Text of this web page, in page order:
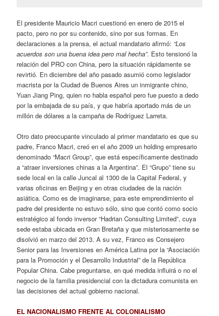
El presidente Mauricio Macri cuestionó en enero de 2015 el
pacto, pero no por su contenido, sino por sus formas. En
declaraciones a la prensa, el actual mandatario afirmó: “Los
acuerdos son una buena idea pero mal hecha”. Esto tensionó la
relación del PRO con China, pero la situación rápidamente se
revirtió. En diciembre del año pasado asumió como legislador
macrista por la Ciudad de Buenos Aires un inmigrante chino,
Yuan Jiang Ping, quien no habla español pero fue puesto a dedo
por la embajada de su país, y que habría aportado más de un
millón de dólares a la campaña de Rodríguez Larreta.
Otro dato preocupante vinculado al primer mandatario es que su
padre, Franco Macri, creó en el año 2009 un holding empresario
denominado “Macri Group”, que está específicamente destinado
a “atraer inversiones chinas a la Argentina”. El “Grupo” tiene su
sede local en la calle Juncal al 1300 de la Capital Federal, y
varias oficinas en Beijing y en otras ciudades de la nación
asiática. Como es de imaginarse, para este emprendimiento el
padre del presidente no estuvo sólo, sino que contó como socio
estratégico al fondo inversor “Hadrian Consulting Limited”, cuya
sede estaba ubicada en Gran Bretaña y que misteriosamente se
disolvió en marzo del 2013. A su vez, Franco es Consejero
Senior para las Inversiones en América Latina por la “Asociación
para la Promoción y el Desarrollo Industrial” de la República
Popular China. Cabe preguntarse, en qué medida influirá o no el
negocio de la familia presidencial con la dictadura comunista en
las decisiones del actual gobierno nacional.
EL NACIONALISMO FRENTE AL COLONIALISMO